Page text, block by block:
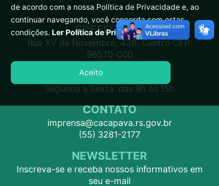
PREFEITURA
Rua XV de Novembro, 438, Centro CEP:
96570-000
ATENDIMENTO
Segunda a Sexta: das 9h às 15h
CONTATO
imprensa@cacapava.rs.gov.br
(55) 3281-2177
NEWSLETTER
Inscreva-se e receba nossos informativos em
seu e-mail
de acordo com a nossa Política de Privacidade e, ao
continuar navegando, você concorda com estas
condições. Ler Política de Privacidade.
Aceito